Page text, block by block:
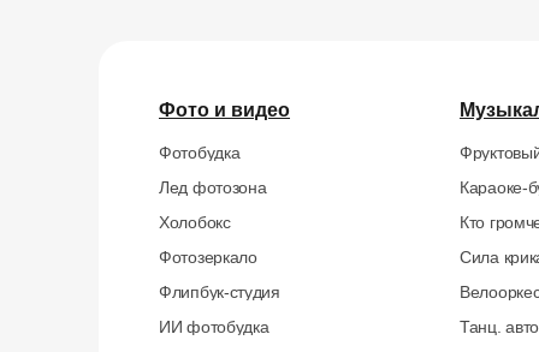
Фото и видео
Фотобудка
Лед фотозона
Холобокс
Фотозеркало
Флипбук-студия
ИИ фотобудка
Караоке-
Кто
Сила
Танц.